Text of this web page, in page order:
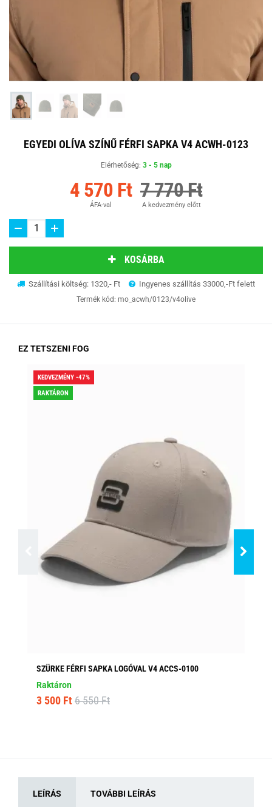
EGYEDI OLÍVA SZÍNŰ FÉRFI SAPKA V4 ACWH-0123
Elérhetőség: 3 - 5 nap
4 570 Ft
ÁFA-val
7 770 Ft
A kedvezmény előtt
KOSÁRBA
Szállítási költség: 1320,- Ft Ingyenes szállítás 33000,-Ft felett
Termék kód: mo_acwh/0123/v4olive
EZ TETSZENI FOG
KEDVEZMÉNY -47%
RAKTÁRON
SZÜRKE FÉRFI SAPKA LOGÓVAL V4 ACCS-0100
Raktáron
3 500 Ft 6 550 Ft
LEÍRÁS TOVÁBBI LEÍRÁS